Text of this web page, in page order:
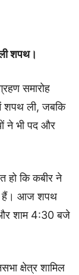
शपथ।
समारोह
शपथ ली, जबकि
ने भी पद और
हो कि कबीर ने
हैं। आज शपथ
और शाम 4:30 बजे
क्षेत्र शामिल